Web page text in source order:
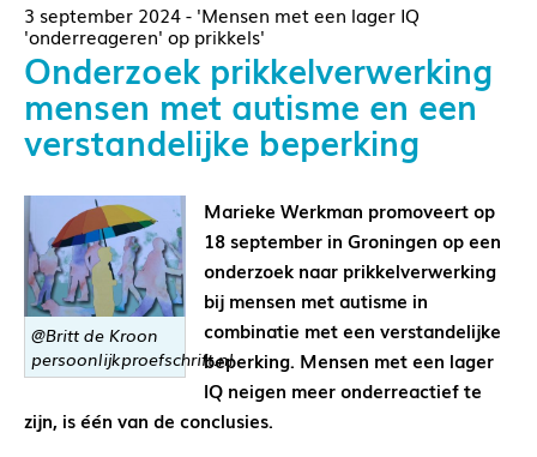
3 september 2024 - 'Mensen met een lager IQ
'onderreageren' op prikkels'
Onderzoek prikkelverwerking
mensen met autisme en een
verstandelijke beperking
@Britt de Kroon
persoonlijkproefschrift.nl
Marieke Werkman promoveert op
18 september in Groningen op een
onderzoek naar prikkelverwerking
bij mensen met autisme in
combinatie met een verstandelijke
beperking. Mensen met een lager
IQ neigen meer onderreactief te
zijn, is één van de conclusies.